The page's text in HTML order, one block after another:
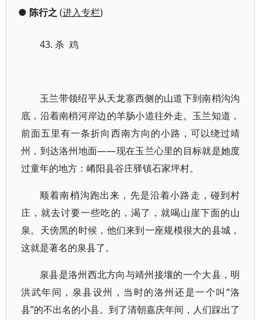
● 陈行之 (进入专栏)
43. 杀 鸡
玉兰带领绍平从天龙寨西侧的山道下到南梢沟沟
底，沿着南梢河岸边的羊肠小道往外走。玉兰知道，
前面五里有一条折向西南方向的小路，可以绕过靖
州，到达洛州地面——现在玉兰心里的目标就是她度
过童年的地方：崤阳县谷庄驿镇石家坪村。
顺着南梢沟跑出来，先是沿着小路走，碰到村
庄，就去讨要一些吃的，渴了，就喝山崖下面的山
泉。天傍黑的时候，他们来到一座规模很大的县城，
这就是著名的泉县了。
泉县是洛州西北方向与靖州接壤的一个大县，明
洪武年间，泉县设州，当时的洛州还是一个叫“洛
县”的不出名的小县。到了清朝嘉庆年间，人们踩出了